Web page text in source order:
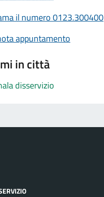
il numero 0123.300400
appuntamento
in città
disservizio